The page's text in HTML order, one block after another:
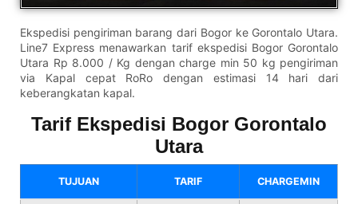
Ekspedisi pengiriman barang dari Bogor ke Gorontalo Utara.
Line7 Express menawarkan tarif ekspedisi Bogor Gorontalo
Utara Rp 8.000 / Kg dengan charge min 50 kg pengiriman
via Kapal cepat RoRo dengan estimasi 14 hari dari
keberangkatan kapal.
Tarif Ekspedisi Bogor Gorontalo
Utara
TUJUAN TARIF CHARGEMIN